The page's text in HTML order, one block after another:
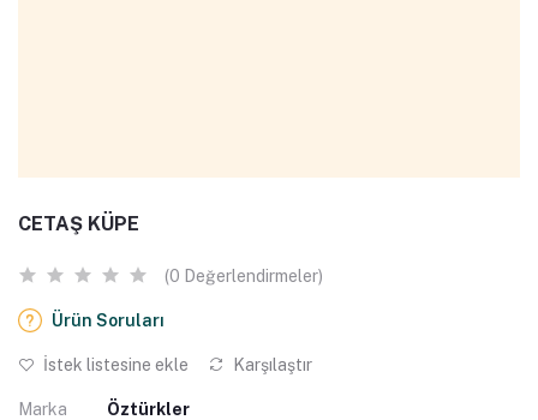
CETAŞ KÜPE
(0 Değerlendirmeler)
Ürün Soruları
İstek listesine ekle Karşılaştır
Marka Öztürkler